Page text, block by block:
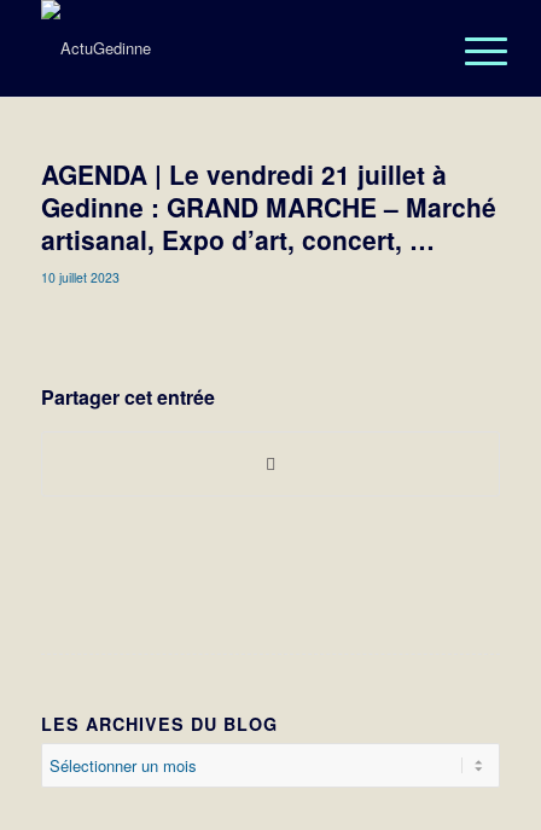
AGENDA | Le vendredi 21 juillet à
Gedinne : GRAND MARCHE – Marché
artisanal, Expo d’art, concert, …
10 juillet 2023
Partager cet entrée
LES ARCHIVES DU BLOG